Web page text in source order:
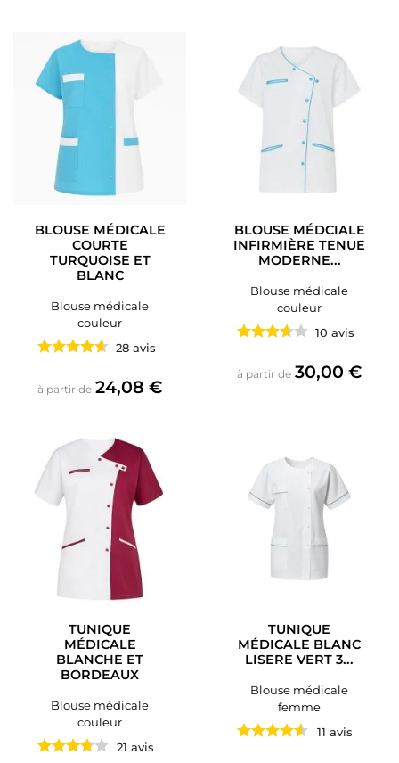
BLOUSE MÉDICALE
COURTE
TURQUOISE ET
BLANC
Blouse médicale
couleur
28 avis
à partir de Prix
24,08 €
BLOUSE MÉDCIALE
INFIRMIÈRE TENUE
MODERNE...
Blouse médicale
couleur
10 avis
à partir de Prix
30,00 €
TUNIQUE
MÉDICALE
BLANCHE ET
BORDEAUX
Blouse médicale
couleur
21 avis
TUNIQUE
MÉDICALE BLANC
LISERE VERT 3...
Blouse médicale
femme
11 avis